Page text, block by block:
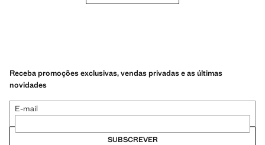
Receba promoções exclusivas, vendas privadas e as últimas
novidades
E-mail
SUBSCREVER